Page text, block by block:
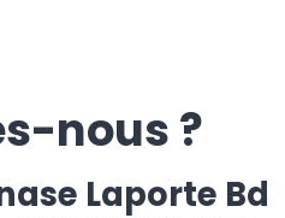
nous ?
Laporte Bd